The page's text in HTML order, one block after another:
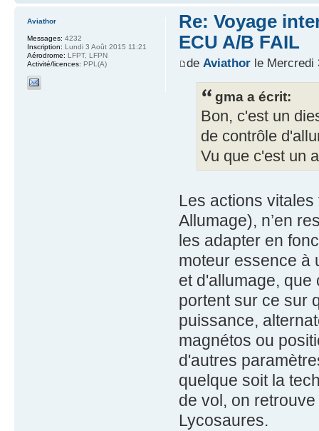
Re: Voyage
ECU A/B FAIL
de Aviathorle Mercredi
gma a écrit:
Bon, c'est un
de contrôle
Vu que c'est un
Les actions
Allumage), n’en
les adapter en
moteur essence à
et d'allumage,
portent sur ce sur
puissance,
magnétos ou
d'autres
quelque soit la
de vol, on
Lycosaures.
Aviathor
Messages: 4232
Inscription: Lundi 3 Août 2015 11:21
Aérodrome: LFPT, LFPN
Activité/licences: PPL(A)